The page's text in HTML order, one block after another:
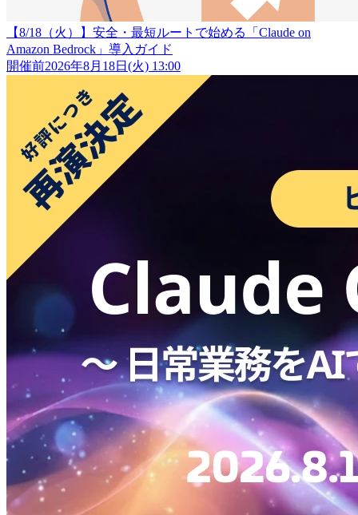
【8/18（火）】安全・最短ルートで始める「Claude on
Amazon Bedrock」導入ガイド
開催前2026年8月18日(火) 13:00